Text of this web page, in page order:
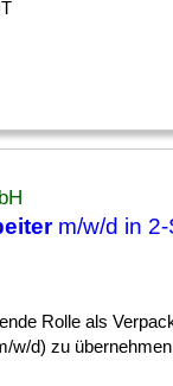
m/w/d in 2-
Rolle als
w/d) zu